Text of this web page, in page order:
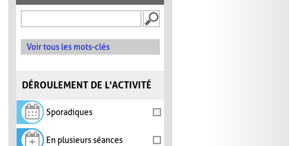
Voir tous les mots-clés
DÉROULEMENT DE L'ACTIVITÉ
Sporadiques
En plusieurs séances